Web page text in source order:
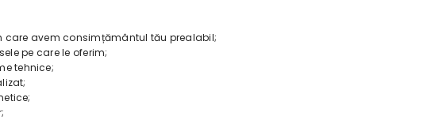
care avem consimțământul tău prealabil;
pe care le oferim;
tehnice;